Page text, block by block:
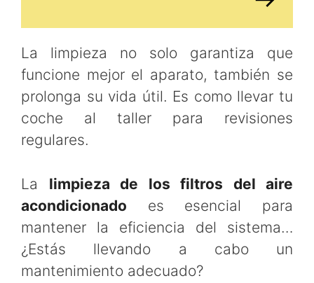
La limpieza no solo garantiza que
funcione mejor el aparato, también se
prolonga su vida útil. Es como llevar tu
coche al taller para revisiones
regulares.
La limpieza de los filtros del aire
acondicionado es esencial para
mantener la eficiencia del sistema…
¿Estás llevando a cabo un
mantenimiento adecuado?